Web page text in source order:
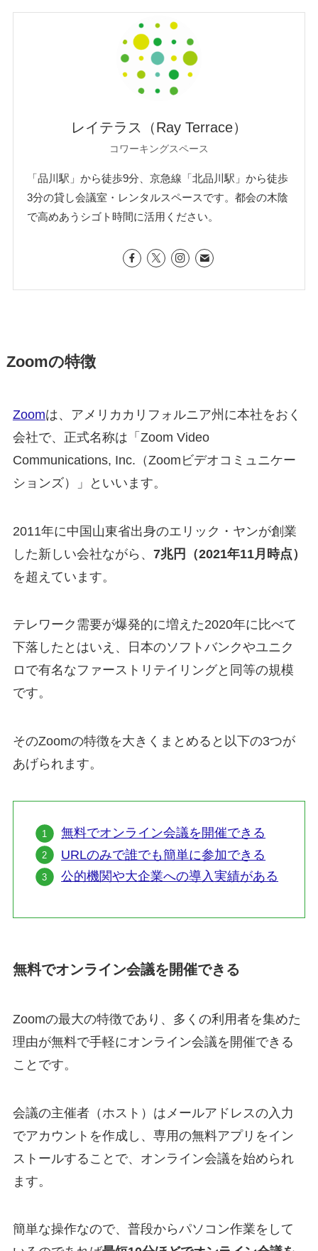
レイテラス（Ray Terrace）
コワーキングスペース
「品川駅」から徒歩9分、京急線「北品川駅」から徒歩
3分の貸し会議室・レンタルスペースです。都会の木陰
で高めあうシゴト時間に活用ください。
Zoomの特徴
Zoomは、アメリカカリフォルニア州に本社をおく
会社で、正式名称は「Zoom Video
Communications, Inc.（Zoomビデオコミュニケー
ションズ）」といいます。
2011年に中国山東省出身のエリック・ヤンが創業
した新しい会社ながら、 7兆円（2021年11月時点）
を超えています。
テレワーク需要が爆発的に増えた2020年に比べて
下落したとはいえ、日本のソフトバンクやユニク
ロで有名なファーストリテイリングと同等の規模
です。
そのZoomの特徴を大きくまとめると以下の3つが
あげられます。
無料でオンライン会議を開催できる
URLのみで誰でも簡単に参加できる
公的機関や大企業への導入実績がある
無料でオンライン会議を開催できる
Zoomの最大の特徴であり、多くの利用者を集めた
理由が無料で手軽にオンライン会議を開催できる
ことです。
会議の主催者（ホスト）はメールアドレスの入力
でアカウントを作成し、専用の無料アプリをイン
ストールすることで、オンライン会議を始められ
ます。
簡単な操作なので、普段からパソコン作業をして